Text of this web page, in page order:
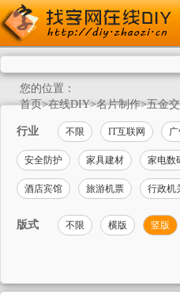
您的位置：
首页>在线DIY>名片制作>五金
行业 不限 IT互联网
安全防护 家具建材 家电数
酒店宾馆 旅游机票 行政机
版式 不限 横版 竖版